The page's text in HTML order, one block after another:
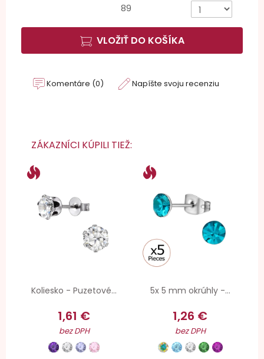
89
VLOŽIŤ DO KOŠÍKA
Komentáre (0) Napíšte svoju recenziu
ZÁKAZNÍCI KÚPILI TIEŽ:
Koliesko - Puzetové...
1,61 €
bez DPH
5x 5 mm okrúhly -...
1,26 €
bez DPH